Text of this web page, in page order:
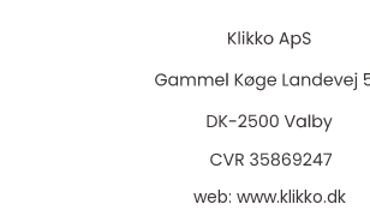
web: www.klikko.dk